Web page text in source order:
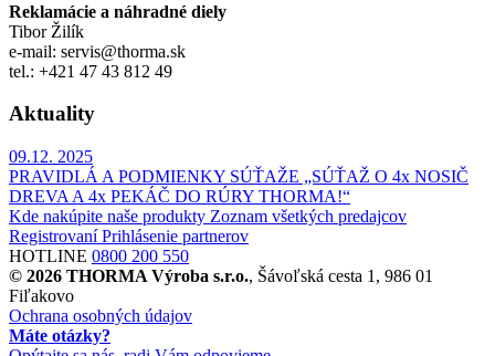
Reklamácie a náhradné diely
Tibor Žilík
e-mail: servis@thorma.sk
tel.: +421 47 43 812 49
Aktuality
09.12. 2025
PRAVIDLÁ A PODMIENKY SÚŤAŽE „SÚŤAŽ O 4x NOSIČ
DREVA A 4x PEKÁČ DO RÚRY THORMA!“
Kde nakúpite naše produkty Zoznam všetkých predajcov
Registrovaní Prihlásenie partnerov
HOTLINE 0800 200 550
© 2026 THORMA Výroba s.r.o., Šávoľská cesta 1, 986 01
Fiľakovo
Ochrana osobných údajov
Máte otázky?